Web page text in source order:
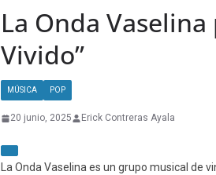
La Onda
Vivido”
MÚSICA POP
20 junio, 2025 Erick Contreras Ayala
La Onda Vaselina es un grupo musical de